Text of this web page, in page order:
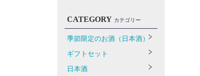
CATEGORY カテゴリー
季節限定のお酒（日本酒）
ギフトセット
日本酒